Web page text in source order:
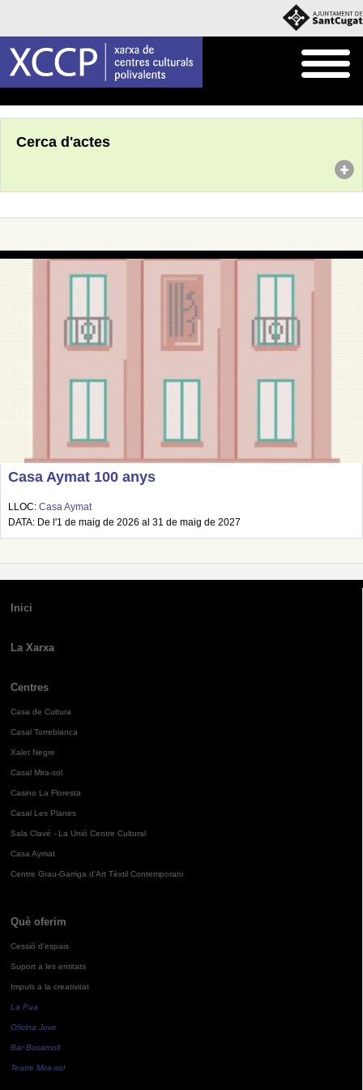
Cerca d'actes
Casa Aymat 100 anys
LLOC: Casa Aymat
DATA: De l'1 de maig de 2026 al 31 de maig de 2027
Inici
La Xarxa
Centres
Casa de Cultura
Casal Torreblanca
Xalet Negre
Casal Mira-sol
Casino La Floresta
Casal Les Planes
Sala Clavé - La Unió Centre Cultural
Casa Aymat
Centre Grau-Garriga d'Art Tèxtil Contemporani
Què oferim
Cessió d'espais
Suport a les entitats
Impuls a la creativitat
La Pua
Oficina Jove
Bar Bocamoll
Teatre Mira-sol